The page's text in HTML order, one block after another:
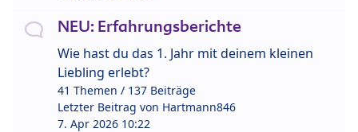
NEU: Erfahrungsberichte
Wie hast du das 1. Jahr mit deinem kleinen
Liebling erlebt?
41 Themen / 137 Beiträge
Letzter Beitrag von Hartmann846
7. Apr 2026 10:22